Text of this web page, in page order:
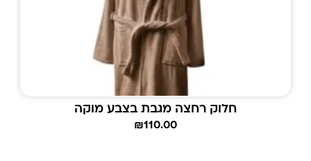
חלוק רחצה מגבת בצבע מוקה
₪110.00